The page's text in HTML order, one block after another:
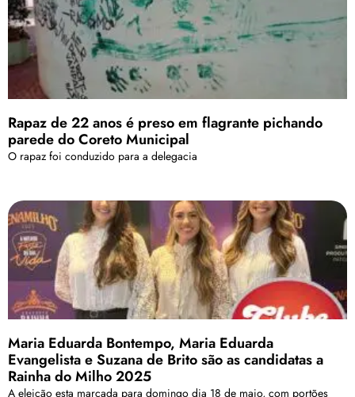
Rapaz de 22 anos é preso em flagrante pichando
parede do Coreto Municipal
O rapaz foi conduzido para a delegacia
Maria Eduarda Bontempo, Maria Eduarda
Evangelista e Suzana de Brito são as candidatas a
Rainha do Milho 2025
A eleição esta marcada para domingo dia 18 de maio, com portões